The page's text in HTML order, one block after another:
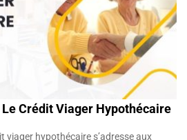
Le Crédit Viager Hypothécaire
viager hypothécaire s’adresse aux